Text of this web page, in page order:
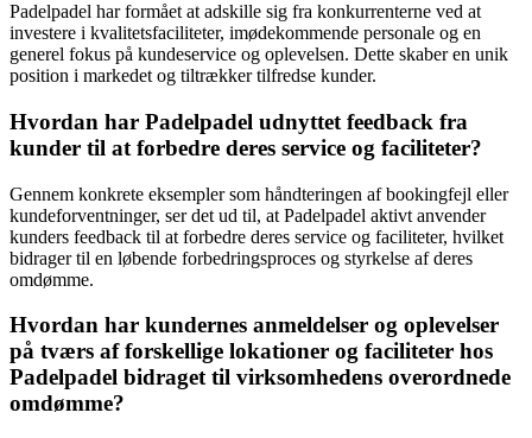
Padelpadel har formået at adskille sig fra konkurrenterne ved at
investere i kvalitetsfaciliteter, imødekommende personale og en
generel fokus på kundeservice og oplevelsen. Dette skaber en unik
position i markedet og tiltrækker tilfredse kunder.
Hvordan har Padelpadel udnyttet feedback fra
kunder til at forbedre deres service og faciliteter?
Gennem konkrete eksempler som håndteringen af bookingfejl eller
kundeforventninger, ser det ud til, at Padelpadel aktivt anvender
kunders feedback til at forbedre deres service og faciliteter, hvilket
bidrager til en løbende forbedringsproces og styrkelse af deres
omdømme.
Hvordan har kundernes anmeldelser og oplevelser
på tværs af forskellige lokationer og faciliteter hos
Padelpadel bidraget til virksomhedens overordnede
omdømme?